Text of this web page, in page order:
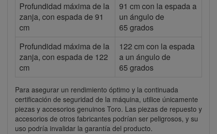
Profundidad máxima de la
zanja, con espada de 91
cm
91 cm con la espada a
un ángulo de
65 grados
Profundidad máxima de la
zanja, con espada de 122
cm
122 cm con la espada
a un ángulo de
65 grados
Para asegurar un rendimiento óptimo y la continuada
certificación de seguridad de la máquina, utilice únicamente
piezas y accesorios genuinos Toro. Las piezas de repuesto y
accesorios de otros fabricantes podrían ser peligrosos, y su
uso podría invalidar la garantía del producto.